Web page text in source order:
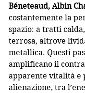
Béneteaud, Albin
costantemente la
spazio: a tratti
terrosa, altrove
metallica. Questi
amplificano il
apparente vitalità e
alienazione, tra